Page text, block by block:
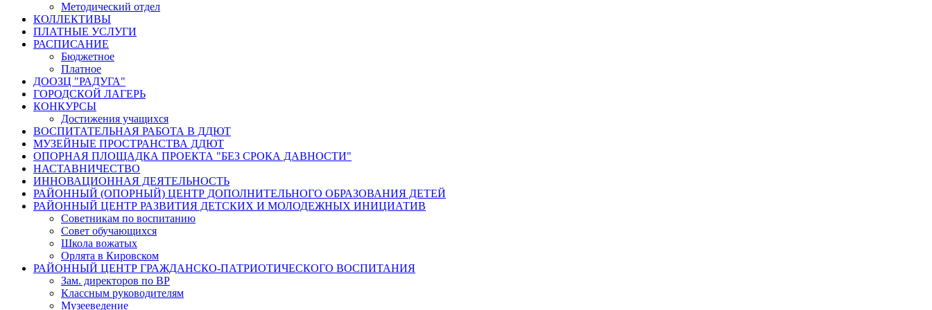
Методический отдел
КОЛЛЕКТИВЫ
ПЛАТНЫЕ УСЛУГИ
РАСПИСАНИЕ
Бюджетное
Платное
ДООЗЦ "РАДУГА"
ГОРОДСКОЙ ЛАГЕРЬ
КОНКУРСЫ
Достижения учащихся
ВОСПИТАТЕЛЬНАЯ РАБОТА В ДДЮТ
МУЗЕЙНЫЕ ПРОСТРАНСТВА ДДЮТ
ОПОРНАЯ ПЛОЩАДКА ПРОЕКТА "БЕЗ СРОКА ДАВНОСТИ"
НАСТАВНИЧЕСТВО
ИННОВАЦИОННАЯ ДЕЯТЕЛЬНОСТЬ
РАЙОННЫЙ (ОПОРНЫЙ) ЦЕНТР ДОПОЛНИТЕЛЬНОГО ОБРАЗОВАНИЯ ДЕТЕЙ
РАЙОННЫЙ ЦЕНТР РАЗВИТИЯ ДЕТСКИХ И МОЛОДЕЖНЫХ ИНИЦИАТИВ
Советникам по воспитанию
Совет обучающихся
Школа вожатых
Орлята в Кировском
РАЙОННЫЙ ЦЕНТР ГРАЖДАНСКО-ПАТРИОТИЧЕСКОГО ВОСПИТАНИЯ
Зам. директоров по ВР
Классным руководителям
Музееведение